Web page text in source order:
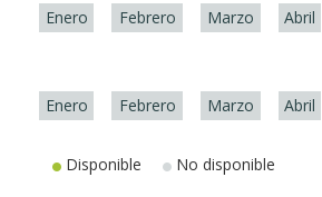
Enero Febrero Marzo Abril
Enero Febrero Marzo Abril
Disponible No disponible